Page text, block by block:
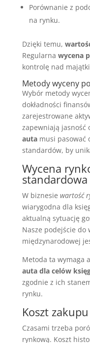
Porównanie z
na rynku.
Dzięki temu,
Regularna wycena
kontrolę nad
Metody wyceny
Wybór metody
dokładności
zarejestrowane
zapewniają jasność
autamusi pasować
standardów, by
Wycena
W biznesie wartość
wiarygodna dla
aktualną sytuację
Nasze podejście do
międzynarodowej
Metoda ta wymaga
auta dla celów
zgodnie z ich
rynku.
Koszt
Czasami trzeba
rynkową. Koszt